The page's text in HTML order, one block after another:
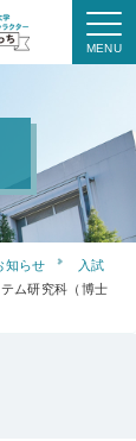
知らせ
入試
ム研究科（博士